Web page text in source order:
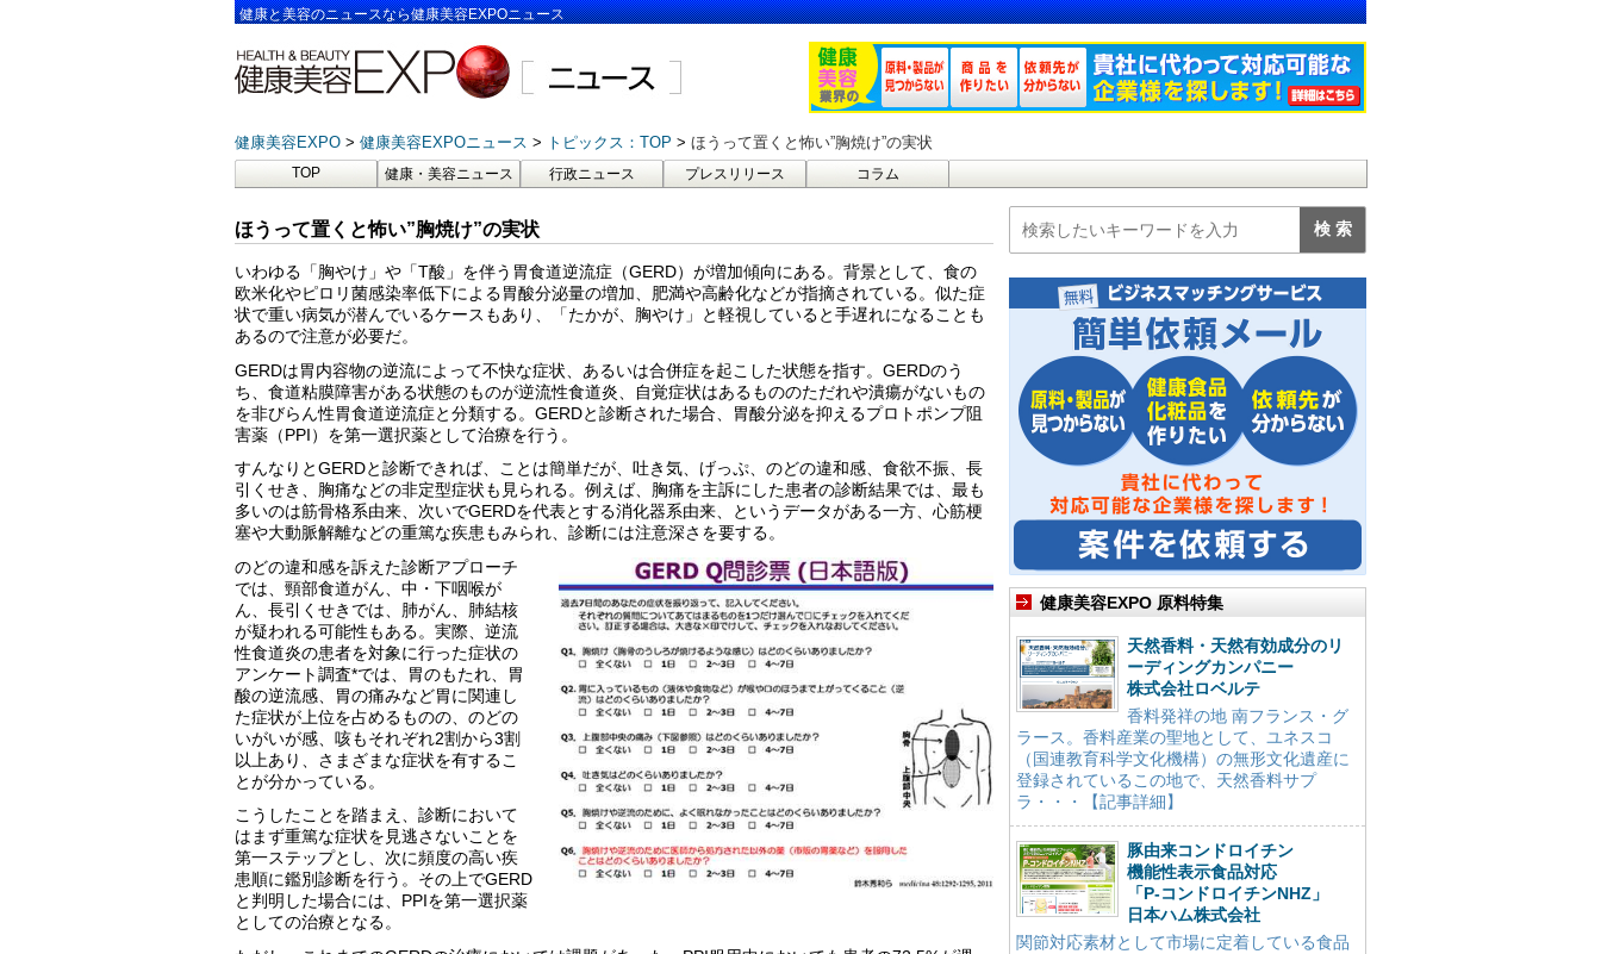
健康と美容のニュースなら健康美容EXPOニュース
健康美容EXPO 健康美容EXPOニュース トピックス：TOP ほうって置くと怖い”胸焼け”の実状
TOP 健康・美容ニュース 行政ニュース プレスリリース コラム
ほうって置くと怖い”胸焼け”の実状
いわゆる「胸やけ」や「T酸」を伴う胃食道逆流症（GERD）が増加傾向にある。背景として、食の
欧米化やピロリ菌感染率低下による胃酸分泌量の増加、肥満や高齢化などが指摘されている。似た症
状で重い病気が潜んでいるケースもあり、「たかが、胸やけ」と軽視していると手遅れになることも
あるので注意が必要だ。
GERDは胃内容物の逆流によって不快な症状、あるいは合併症を起こした状態を指す。GERDのう
ち、食道粘膜障害がある状態のものが逆流性食道炎、自覚症状はあるもののただれや潰瘍がないもの
を非びらん性胃食道逆流症と分類する。GERDと診断された場合、胃酸分泌を抑えるプロトポンプ阻
害薬（PPI）を第一選択薬として治療を行う。
すんなりとGERDと診断できれば、ことは簡単だが、吐き気、げっぷ、のどの違和感、食欲不振、長
引くせき、胸痛などの非定型症状も見られる。例えば、胸痛を主訴にした患者の診断結果では、最も
多いのは筋骨格系由来、次いでGERDを代表とする消化器系由来、というデータがある一方、心筋梗
塞や大動脈解離などの重篤な疾患もみられ、診断には注意深さを要する。
のどの違和感を訴えた診断アプローチ
では、頸部食道がん、中・下咽喉が
ん、長引くせきでは、肺がん、肺結核
が疑われる可能性もある。実際、逆流
性食道炎の患者を対象に行った症状の
アンケート調査*では、胃のもたれ、胃
酸の逆流感、胃の痛みなど胃に関連し
た症状が上位を占めるものの、のどの
いがいが感、咳もそれぞれ2割から3割
以上あり、さまざまな症状を有するこ
とが分かっている。
こうしたことを踏まえ、診断において
はまず重篤な症状を見逃さないことを
第一ステップとし、次に頻度の高い疾
患順に鑑別診断を行う。その上でGERD
と判明した場合には、PPIを第一選択薬
としての治療となる。
健康美容EXPO 原料特集
天然香料・天然有効成分のリ
ーディングカンパニー
株式会社ロベルテ
香料発祥の地 南フランス・グ
ラース。香料産業の聖地として、ユネスコ
（国連教育科学文化機構）の無形文化遺産に
登録されているこの地で、天然香料サプ
ラ・・・【記事詳細】
豚由来コンドロイチン
機能性表示食品対応
「P-コンドロイチンNHZ」
日本ハム株式会社
関節対応素材として市場に定着している食品